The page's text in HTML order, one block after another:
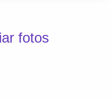
fotos